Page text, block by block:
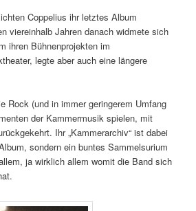
Coppelius ihr letztes Album
viereinhalb Jahren danach widmete sich
ihren Bühnenprojekten im
legte aber auch eine längere
Rock (und in immer geringerem Umfang
der Kammermusik spielen, mit
Ihr „Kammerarchiv“ ist dabei
sondern ein buntes Sammelsurium
ja wirklich allem womit die Band sich